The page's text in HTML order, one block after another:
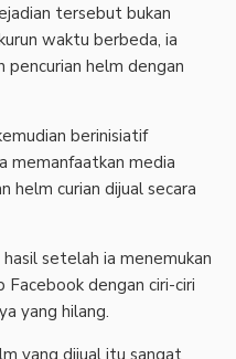
tersebut bukan
waktu berbeda, ia
pencurian helm dengan
berinisiatif
memanfaatkan media
helm curian dijual secara
setelah ia menemukan
Facebook dengan ciri-ciri
yang hilang.
yang dijual itu sangat